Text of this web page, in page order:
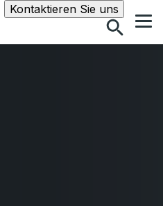
Kontaktieren Sie unsSuche